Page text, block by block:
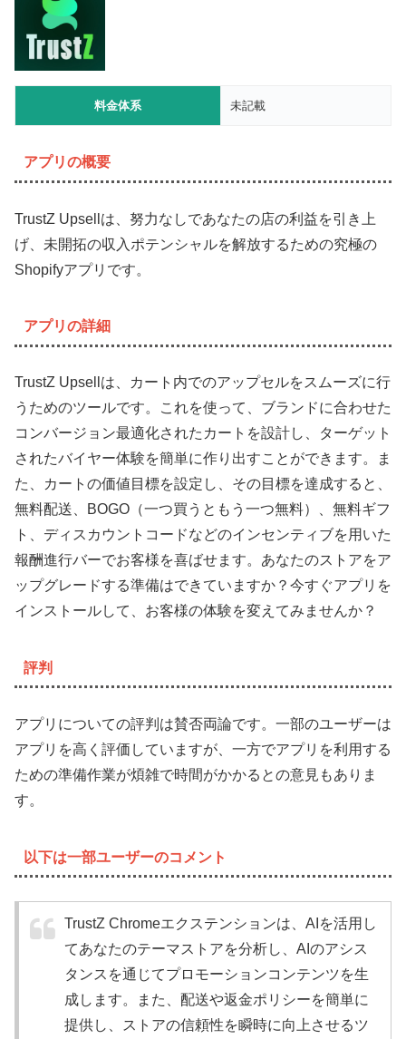
料金体系 未記載
アプリの概要
TrustZ Upsellは、努力なしであなたの店の利益を引き上
げ、未開拓の収入ポテンシャルを解放するための究極の
Shopifyアプリです。
アプリの詳細
TrustZ Upsellは、カート内でのアップセルをスムーズに行
うためのツールです。これを使って、ブランドに合わせた
コンバージョン最適化されたカートを設計し、ターゲット
されたバイヤー体験を簡単に作り出すことができます。ま
た、カートの価値目標を設定し、その目標を達成すると、
無料配送、BOGO（一つ買うともう一つ無料）、無料ギフ
ト、ディスカウントコードなどのインセンティブを用いた
報酬進行バーでお客様を喜ばせます。あなたのストアをア
ップグレードする準備はできていますか？今すぐアプリを
インストールして、お客様の体験を変えてみませんか？
評判
アプリについての評判は賛否両論です。一部のユーザーは
アプリを高く評価していますが、一方でアプリを利用する
ための準備作業が煩雑で時間がかかるとの意見もありま
す。
以下は一部ユーザーのコメント
TrustZ Chromeエクステンションは、AIを活用し
てあなたのテーマストアを分析し、AIのアシス
タンスを通じてプロモーションコンテンツを生
成します。また、配送や返金ポリシーを簡単に
提供し、ストアの信頼性を瞬時に向上させるツ